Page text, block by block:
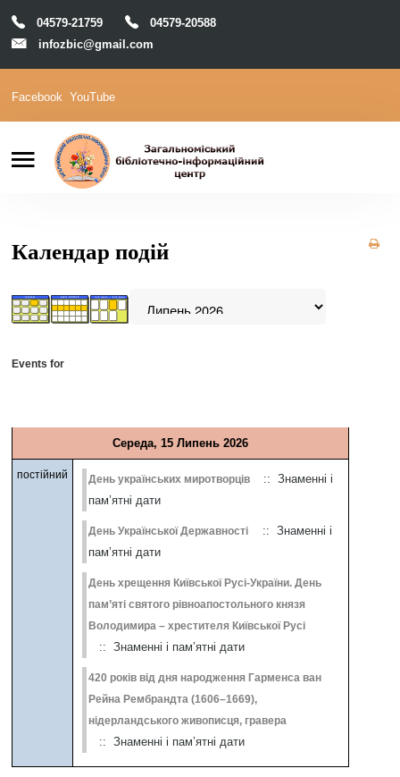
Головна
Відділи
М-Архів
Е-Каталог
04579-21759
04579-20588
infozbic@gmail.com
Пошук
Facebook YouTube
Календар подій
Events for
Середа, 15 Липень 2026
постійний День українських миротворців
:: Знаменні і
пам’ятні дати
День Української Державності
:: Знаменні і
пам’ятні дати
День хрещення Київської Русі-України. День
пам’яті святого рівноапостольного князя
Володимира – хрестителя Київської Русі
:: Знаменні і пам’ятні дати
420 років від дня народження Гарменса ван
Рейна Рембрандта (1606–1669),
нідерландського живописця, гравера
:: Знаменні і пам’ятні дати